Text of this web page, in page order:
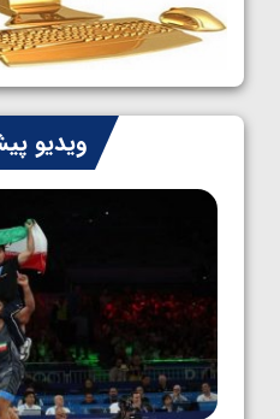
کشتی فرنگی نوجوانان
سوم برای ایران
1405/05/07
ایران چشم به راه چهار
کشتی فرنگی نوجوانان جهان
1405/05/06
ویدیو